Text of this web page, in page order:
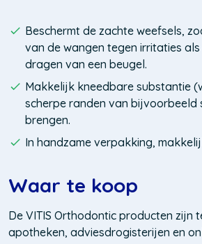
Beschermt de zachte weefsels,
van de wangen tegen irritaties
dragen van een beugel.
Makkelijk kneedbare substantie
scherpe randen van bijvoorbeeld
brengen.
In handzame verpakking,
Waar te koop
De VITIS Orthodontic producten zijn
apotheken, adviesdrogisterijen en